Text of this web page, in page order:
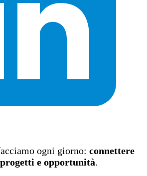
ogni giorno: connettere
e opportunità.